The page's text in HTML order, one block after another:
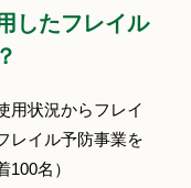
したフレイル
用状況からフレイ
レイル予防事業を
名）